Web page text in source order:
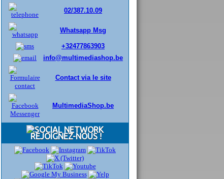
02/387.10.09
Whatsapp Msg
+32477863903
info@multimediashop.be
Contact via le site
MultimediaShop.be
REJOIGNEZ-NOUS !